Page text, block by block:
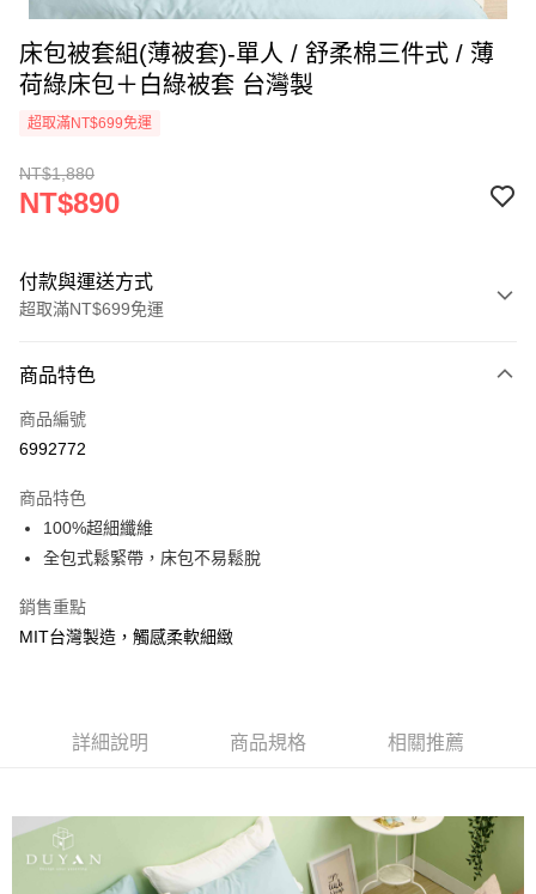
床包被套組(薄被套)-單人 / 舒柔棉三件式 / 薄
荷綠床包＋白綠被套 台灣製
超取滿NT$699免運
NT$1,880
NT$890
付款與運送方式
超取滿NT$699免運
信用卡一次付款
信用卡分期付款
合作金庫商業銀行
華南商業銀行
上海商業儲蓄銀行
臺灣中小企業銀行
匯豐（台灣）商業銀行
台新國際商業銀行
中國信託商業銀行
超商取貨付款
LINE Pay
Apple Pay
悠遊付
全盈+PAY
相關說明
【大哥付你分期使用說明】
1.本服務由台灣大哥大提供，台灣大哥大用戶可立即使用無須另外申請。
2.付款方式選擇「大哥付你分期」，訂單成立後會自動跳轉到大哥付的交易
AFTEE先享後付
商品特色
商品編號
6992772
商品特色
100%超細纖維
全包式鬆緊帶，床包不易鬆脫
銷售重點
MIT台灣製造，觸感柔軟細緻
詳細說明 商品規格 相關推薦